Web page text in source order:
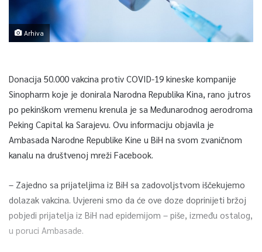
Arhiva
Donacija 50.000 vakcina protiv COVID-19 kineske kompanije
Sinopharm koje je donirala Narodna Republika Kina, rano jutros
po pekinškom vremenu krenula je sa Međunarodnog aerodroma
Peking Capital ka Sarajevu. Ovu informaciju objavila je
Ambasada Narodne Republike Kine u BiH na svom zvaničnom
kanalu na društvenoj mreži Facebook.
– Zajedno sa prijateljima iz BiH sa zadovoljstvom iščekujemo
dolazak vakcina. Uvjereni smo da će ove doze doprinijeti bržoj
pobjedi prijatelja iz BiH nad epidemijom – piše, između ostalog,
u poruci Ambasade.